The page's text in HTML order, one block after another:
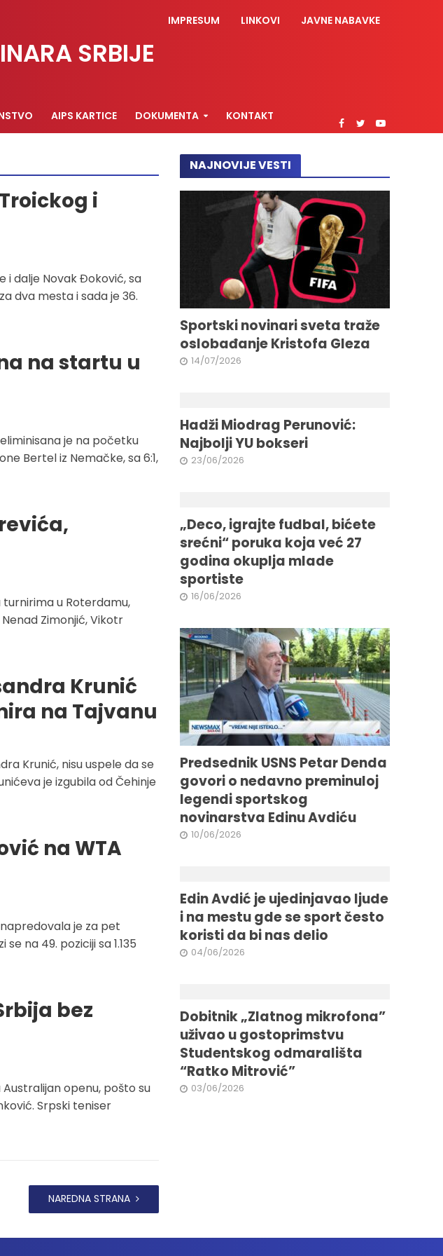
SRBIJE
IMPRESUM LINKOVI JAVNE NABAVKE
AIPS KARTICE DOKUMENTA KONTAKT
i
i dalje Novak Đoković, sa
dva mesta i sada je 36.
na startu u
je na početku
Bertel iz Nemačke, sa 6:1,
turnirima u Roterdamu,
Zimonjić, Vikotr
Krunić
na Tajvanu
Krunić, nisu uspele da se
je izgubila od Čehinje
na WTA
je za pet
na 49. poziciji sa 1.135
bez
openu, pošto su
Srpski teniser
NAREDNA STRANA
NAJNOVIJE VESTI
Sportski novinari sveta traže
oslobađanje Kristofa Gleza
14/07/2026
Hadži Miodrag Perunović:
Najbolji YU bokseri
23/06/2026
„Deco, igrajte fudbal, bićete
srećni“ poruka koja već 27
godina okuplja mlade
sportiste
16/06/2026
Predsednik USNS Petar Denda
govori o nedavno preminuloj
legendi sportskog
novinarstva Edinu Avdiću
10/06/2026
Edin Avdić je ujedinjavao ljude
i na mestu gde se sport često
koristi da bi nas delio
04/06/2026
Dobitnik „Zlatnog mikrofona”
uživao u gostoprimstvu
Studentskog odmarališta
“Ratko Mitrović”
03/06/2026